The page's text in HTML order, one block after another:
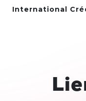
International